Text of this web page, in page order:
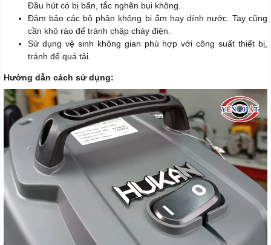
Đầu hút có bị bẩn, tắc nghẽn bụi không.
Đảm bảo các bộ phận không bị ẩm hay dính nước. Tay cũng
cần khô ráo để tránh chập cháy điện.
Sử dụng vệ sinh không gian phù hợp với công suất thiết bị,
tránh để quá tải.
Hướng dẫn cách sử dụng: